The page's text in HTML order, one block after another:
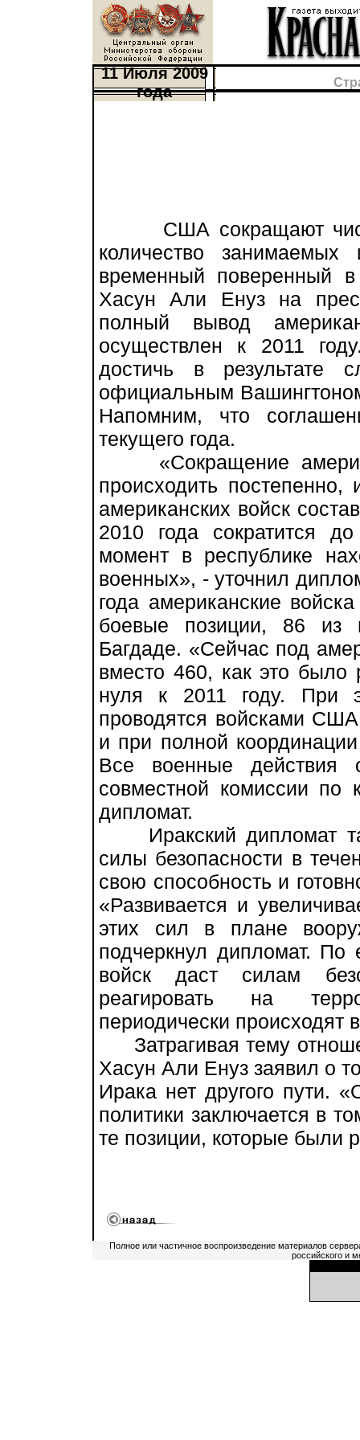
11 Июля 2009
года
США сокращают
количество
временный поверенный
Хасун Али Енуз на
полный вывод
осуществлен к 2011
достичь в результате
официальным
Напомним, что
текущего года.
«Сокращение
происходить
американских войск
2010 года сократится
момент в республике
военных», - уточнил
года американские
боевые позиции, 86 из
Багдаде. «Сейчас под
вместо 460, как это было
нуля к 2011 году. При
проводятся войсками
и при полной
Все военные действия
совместной комиссии по
дипломат.
Иракский дипломат
силы безопасности в
свою способность и
«Развивается и
этих сил в плане
подчеркнул дипломат. По
войск даст силам
реагировать на
периодически происходят
Затрагивая тему
Хасун Али Енуз заявил о
Ирака нет другого пути.
политики заключается в
те позиции, которые были
Полное или частичное воспроизведение материалов
российского и